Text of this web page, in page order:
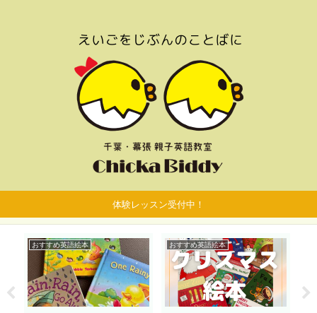
体験レッスン受付中！
おすすめ英語絵本 おすすめ英語絵本